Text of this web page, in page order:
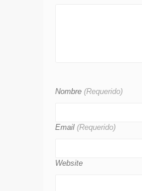
Nombre (Requerido)
Email (Requerido)
Website